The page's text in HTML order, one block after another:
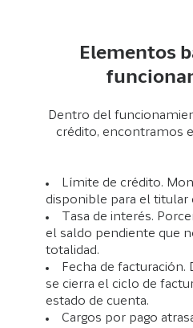
Elementos
Dentro del
crédito, encontramos
Límite de crédito.
disponible para el titular
Tasa de interés.
el saldo pendiente que
totalidad.
Fecha de facturación.
se cierra el ciclo de
estado de cuenta.
Cargos por pago